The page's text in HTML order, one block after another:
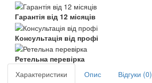
Гарантія від 12 місяців
Консультація від профі
Ретельна перевірка
Характеристики
Опис
Відгуки (0)